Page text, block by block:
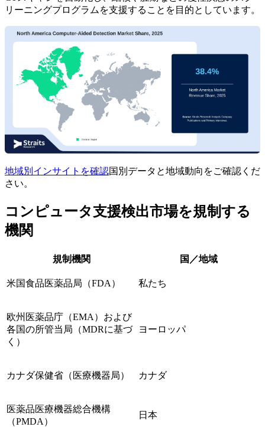
リーニングプログラムを支援することを目的としています。
地域別インサイトを確認国別データと地域動向をご確認くだ
さい。
コンピュータ支援検出市場を規制する
機関
規制機関 国／地域
米国食品医薬品局（FDA） 私たち
欧州医薬品庁（EMA）および
各国の所管当局（MDRに基づ
く）
ヨーロッパ
カナダ保健省（医療機器局） カナダ
医薬品医療機器総合機構
（PMDA）
日本